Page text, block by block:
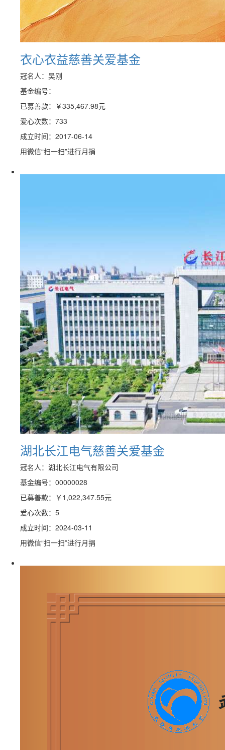
衣心衣益慈善关爱基金
冠名人：吴刚
基金编号：
已募善款： ￥335,467.98元
爱心次数：733
成立时间：2017-06-14
用微信“扫一扫”进行月捐
湖北长江电气慈善关爱基金
冠名人：湖北长江电气有限公司
基金编号：00000028
已募善款： ￥1,022,347.55元
爱心次数：5
成立时间：2024-03-11
用微信“扫一扫”进行月捐